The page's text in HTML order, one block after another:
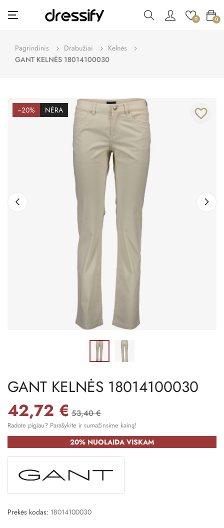
Toggle
navigation
☰ 0 0
Pagrindinis Drabužiai
Kelnės
GANT KELNĖS 18014100030
−20% NĖRA favorite_border
GANT KELNĖS 18014100030
42,72 € 53,40 €
Radote pigiau? Parašykite ir sumažinsime kainą!
20% NUOLAIDA VISKAM
Prekės kodas: 18014100030